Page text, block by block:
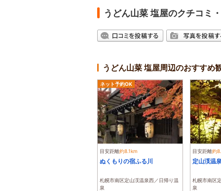
うどん山菜 塩屋のクチコミ
うどん山菜 塩屋周辺のおすすめ
ネット予約OK
目安距離約8.1km
ぬくもりの宿ふる川
札幌市南区定山渓温泉西／日帰り温
泉
目安距離約
定山渓温
札幌市南区
泉